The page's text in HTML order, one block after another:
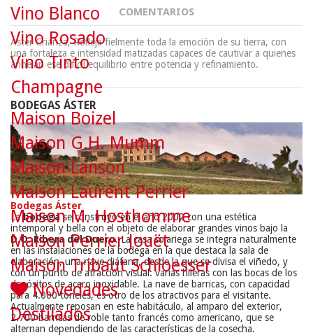
COMENTARIOS
Áster Crianza, Refleja fielmente toda la emoción de su tierra, con
una fortaleza e intensidad matizadas capaces de cautivar a quienes
anhelan ese difícil equilibrio entre potencia y refinamiento.
BODEGAS ÁSTER
Bodegas Áster
La bodegase construyó en el año 2002 con una estética
intemporal y bella con el objeto de elaborar grandes vinos bajo la
D.O. Ribera del Duero. La casa solariega se integra naturalmente
en las instalaciones de la bodega en la que destaca la sala de
elaboración, una nave diáfana, desde la que se divisa el viñedo, y
con un punto de atracción visual: varias hileras con las bocas de los
depósitos de acero inoxidable. La nave de barricas, con capacidad
para 4.000 toneles, es otro de los atractivos para el visitante.
Actualmente reposan en este habitáculo, al amparo del exterior,
2.700 barricas de roble tanto francés como americano, que se
alternan dependiendo de las características de la cosecha.
Vino Blanco
Vino Rosado
Vino Tinto
Champagne
Maison Boizel
Maison G.H. Mumm
Maison Lanson
Maison Laurent Perrier
Maison M. Hosthomme
Maison Perrier Jouët
Maison Tribaut Schloesser
Novedades
Destilados